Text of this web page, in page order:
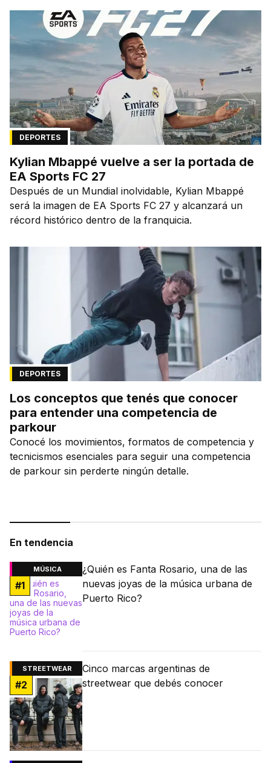
DEPORTES
Kylian Mbappé vuelve a ser la portada de
EA Sports FC 27
Después de un Mundial inolvidable, Kylian Mbappé
será la imagen de EA Sports FC 27 y alcanzará un
récord histórico dentro de la franquicia.
DEPORTES
Los conceptos que tenés que conocer
para entender una competencia de
parkour
Conocé los movimientos, formatos de competencia y
tecnicismos esenciales para seguir una competencia
de parkour sin perderte ningún detalle.
En tendencia
MÚSICA
#1
¿Quién es Fanta Rosario, una de las
nuevas joyas de la música urbana de
Puerto Rico?
STREETWEAR
#2
Cinco marcas argentinas de
streetwear que debés conocer